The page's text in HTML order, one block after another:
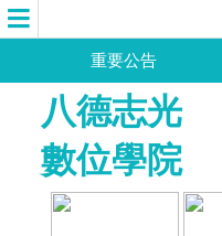
重要公告
八德志光
數位學院